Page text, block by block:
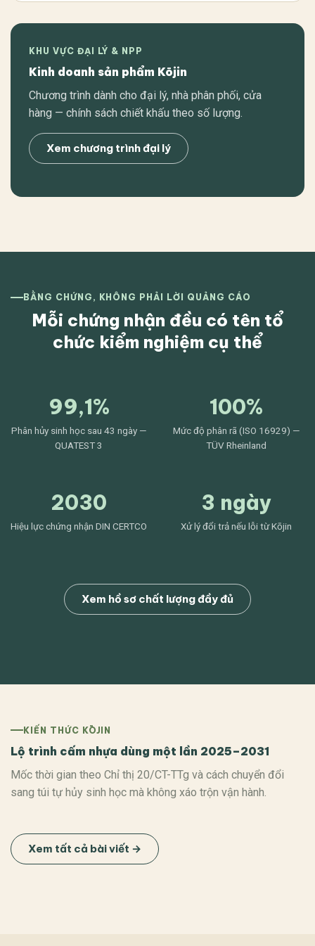
KHU VỰC ĐẠI LÝ & NPP
Kinh doanh sản phẩm Kōjin
Chương trình dành cho đại lý, nhà phân phối, cửa
hàng — chính sách chiết khấu theo số lượng.
Xem chương trình đại lý
BẰNG CHỨNG, KHÔNG PHẢI LỜI QUẢNG CÁO
Mỗi chứng nhận đều có tên tổ
chức kiểm nghiệm cụ thể
99,1%
Phân hủy sinh học sau 43 ngày —
QUATEST 3
100%
Mức độ phân rã (ISO 16929) —
TÜV Rheinland
2030
Hiệu lực chứng nhận DIN CERTCO
3 ngày
Xử lý đổi trả nếu lỗi từ Kōjin
Xem hồ sơ chất lượng đầy đủ
KIẾN THỨC KŌJIN
Lộ trình cấm nhựa dùng một lần 2025–2031
Mốc thời gian theo Chỉ thị 20/CT-TTg và cách chuyển đổi
sang túi tự hủy sinh học mà không xáo trộn vận hành.
Xem tất cả bài viết →